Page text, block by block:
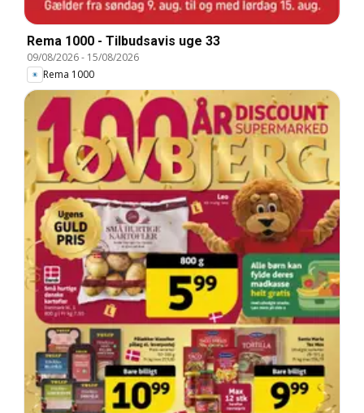
Rema 1000 - Tilbudsavis uge 33
09/08/2026- 15/08/2026
Rema 1000